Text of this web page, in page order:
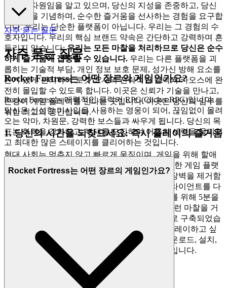
소중한 자원임을 알고 있으며, 당신의 지성을 존중하고, 당신
의 열정을 기념하며, 순수한 즐거움을 선사하는 경험을 요구합
니다. 우리는 단순한 플랫폼이 아닙니다. 우리는 그 경험의 수
호자입니다. 우리의 핵심 브랜드 약속은 간단하고 강력하며 흔
들리지 않습니다:우리는 모든 마찰을 처리하므로 당신은 순수
하게 즐거움에 집중할 수 있습니다. 우리는 다른 플랫폼을 괴
롭히는 기술적 부담, 개인 정보 보호 문제, 성가신 방해 요소를
끈기 있게 관리하여로켓 요새의 전략적인 클릭커 카오스에 완
전히 몰입할 수 있도록 합니다. 이곳은 신뢰가 기술을 만나고,
존경이 게임 플레이를 만나는 곳입니다. 이곳은 당신의 임무를
위한 최고의 공간입니다.
1. 당신의 시간을 되찾으세요: 즉시 플레이의 즐거움
현대 사회는 멈추지 않고 빠르게 움직이며, 게임을 위해 할애
하는 몇 안 되는 순간은 소중합니다. 우리는 진정한 게임 플랫
폼은 당신과 당신의 엔터테인먼트 사이의 모든 장벽을 제거함
으로써 당신의 시간을 존중한다고 믿습니다. 클라이언트를 다
운로드하는 데 2분을 기다린 다음, 설치 및 패치를 위해 5분을
더 기다려야 하는 이유는 무엇입니까? 우리는 그런 마찰을 거
부합니다. 우리는 즉시 접속하는 원칙을 기반으로 구축되었습
니다. 이것이 우리의 약속입니다:
로켓 요새
를 플레이하고 싶
을 때, 당신은 몇 초 안에 게임에 접속합니다. 다운로드, 설치,
패치 없이 순수하고 즉각적인 즐거움만 있을 뿐입니다.
2. 정직한 재미: 제로-프레셔 약속
자주 묻는 질문
자주 묻는 질문
Rocket Fortress는 어떤 장르의 게임인가요?
Rocket Fortress는 매력적인 클릭커 RPG(Clicker RPG)입니다.
당신은 신성한 미사일을 사용하는 영웅이 되어, 끊임없이 몰려
오는 악마, 차원문, 강력한 보스들과 싸우게 됩니다. 당신의 목
표는 화력을 강화하고, 부대를 모집하여 어둠의 세력을 물리치
고 최대한 많은 스테이지를 클리어하는 것입니다.
Rocket Fortress는 어떤 장르의 게임인가요?